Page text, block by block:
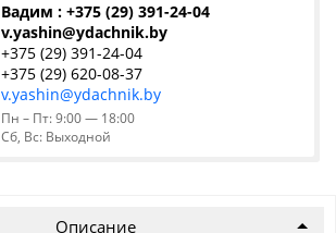
Вадим : +375 (29) 391-24-04
v.yashin@ydachnik.by
+375 (29) 391-24-04
+375 (29) 620-08-37
v.yashin@ydachnik.by
Пн – Пт: 9:00 — 18:00
Сб, Вс: Выходной
Описание